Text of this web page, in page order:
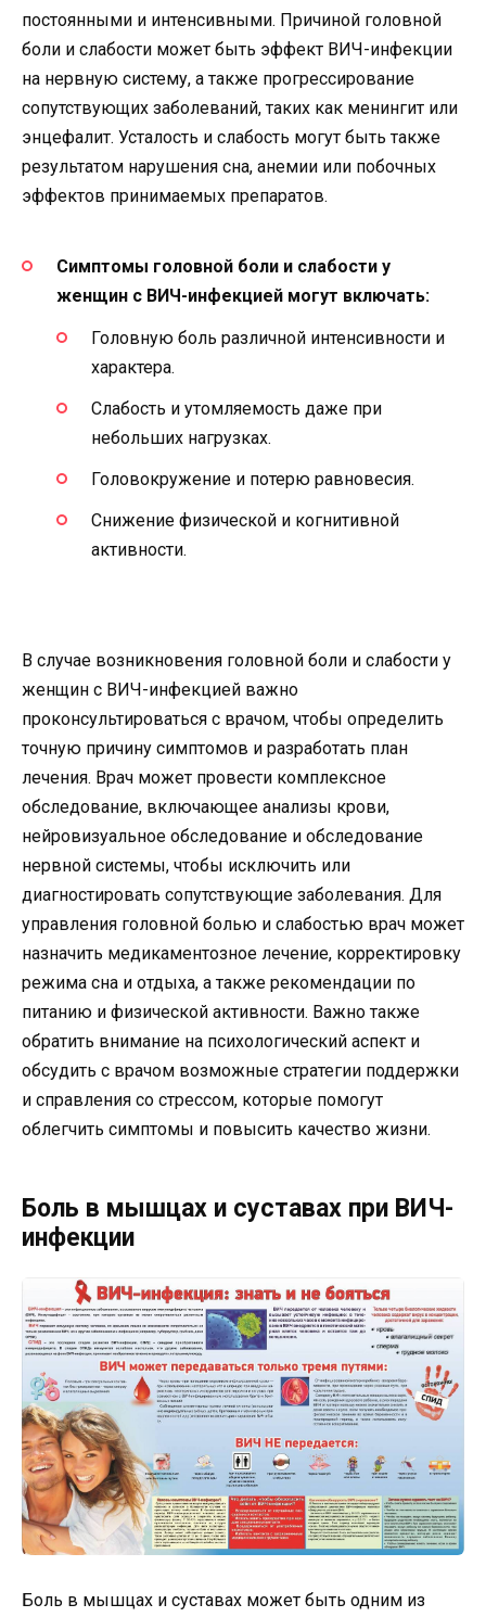
постоянными и интенсивными. Причиной головной
боли и слабости может быть эффект ВИЧ-инфекции
на нервную систему, а также прогрессирование
сопутствующих заболеваний, таких как менингит или
энцефалит. Усталость и слабость могут быть также
результатом нарушения сна, анемии или побочных
эффектов принимаемых препаратов.
Симптомы головной боли и слабости у
женщин с ВИЧ-инфекцией могут включать:
Головную боль различной интенсивности и
характера.
Слабость и утомляемость даже при
небольших нагрузках.
Головокружение и потерю равновесия.
Снижение физической и когнитивной
активности.
В случае возникновения головной боли и слабости у
женщин с ВИЧ-инфекцией важно
проконсультироваться с врачом, чтобы определить
точную причину симптомов и разработать план
лечения. Врач может провести комплексное
обследование, включающее анализы крови,
нейровизуальное обследование и обследование
нервной системы, чтобы исключить или
диагностировать сопутствующие заболевания. Для
управления головной болью и слабостью врач может
назначить медикаментозное лечение, корректировку
режима сна и отдыха, а также рекомендации по
питанию и физической активности. Важно также
обратить внимание на психологический аспект и
обсудить с врачом возможные стратегии поддержки
и справления со стрессом, которые помогут
облегчить симптомы и повысить качество жизни.
Боль в мышцах и суставах при ВИЧ-
инфекции
Боль в мышцах и суставах может быть одним из